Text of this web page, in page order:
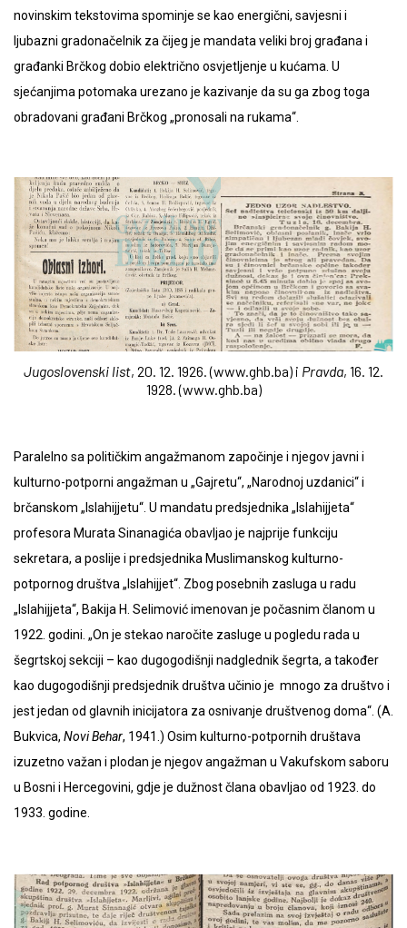
novinskim tekstovima spominje se kao energični, savjesni i
ljubazni gradonačelnik za čijeg je mandata veliki broj građana i
građanki Brčkog dobio električno osvjetljenje u kućama. U
sjećanjima potomaka urezano je kazivanje da su ga zbog toga
obradovani građani Brčkog „pronosali na rukama“.
Jugoslovenski list, 20. 12. 1926. (www.ghb.ba) i Pravda, 16. 12.
1928. (www.ghb.ba)
Paralelno sa političkim angažmanom započinje i njegov javni i
kulturno-potporni angažman u „Gajretu“, „Narodnoj uzdanici“ i
brčanskom „Islahijjetu“. U mandatu predsjednika „Islahijjeta“
profesora Murata Sinanagića obavljao je najprije funkciju
sekretara, a poslije i predsjednika Muslimanskog kulturno-
potpornog društva „Islahijjet“. Zbog posebnih zasluga u radu
„Islahijjeta“, Bakija H. Selimović imenovan je počasnim članom u
1922. godini. „On je stekao naročite zasluge u pogledu rada u
šegrtskoj sekciji – kao dugogodišnji nadglednik šegrta, a također
kao dugogodišnji predsjednik društva učinio je mnogo za društvo i
jest jedan od glavnih inicijatora za osnivanje društvenog doma“. (A.
Bukvica, Novi Behar, 1941.) Osim kulturno-potpornih društava
izuzetno važan i plodan je njegov angažman u Vakufskom saboru
u Bosni i Hercegovini, gdje je dužnost člana obavljao od 1923. do
1933. godine.